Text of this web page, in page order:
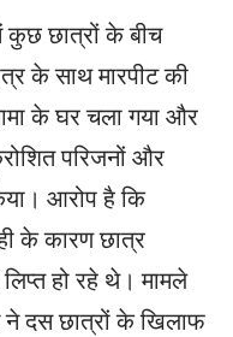
कुछ छात्रों के बीच
के साथ मारपीट की
के घर चला गया और
परिजनों और
आरोप है कि
के कारण छात्र
हो रहे थे। मामले
ने दस छात्रों के खिलाफ